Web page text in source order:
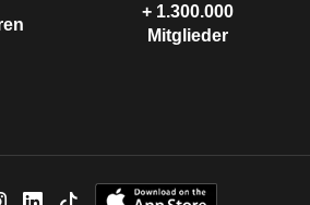
+ 1.300.000
Mitglieder